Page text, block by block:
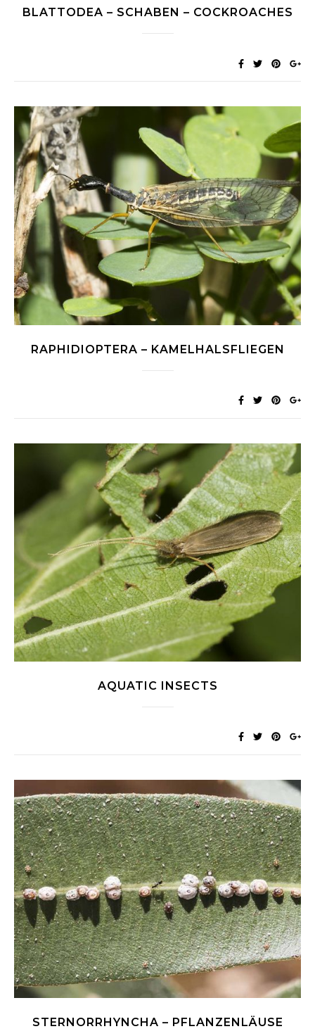
BLATTODEA – SCHABEN – COCKROACHES
RAPHIDIOPTERA – KAMELHALSFLIEGEN
AQUATIC INSECTS
STERNORRHYNCHA – PFLANZENLÄUSE